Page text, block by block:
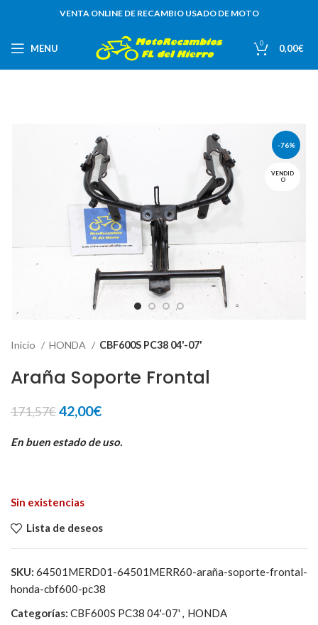
VENTA ONLINE DE RECAMBIO USADO DE MOTO
MENU 0 0,00€
-76%
VENDID
O
Inicio HONDA CBF600S PC38 04'-07'
Araña Soporte Frontal
171,57€El
original
42,00€El
actual
En buen estado de uso.
Sin existencias
Lista de deseos
SKU: 64501MERD01-64501MERR60-araña-soporte-frontal-
honda-cbf600-pc38
Categorías: CBF600S PC38 04'-07' , HONDA